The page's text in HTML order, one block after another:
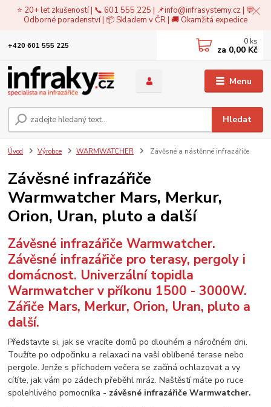
⭐ 20+ let zkušeností | 📞 601 555 225 | 📌info@infrasystemy.cz| 💬
Odborné poradenství | 📦 Skladem v ČR | 🚚 Okamžitá expedice
Menu
Hledat
+420 601 555 225 0 ks
za 0,00 Kč
Úvod Výrobce WARMWATCHER Závěsné a nástěnné infrazářiče
Závěsné infrazářiče
Warmwatcher Mars, Merkur,
Orion, Uran, pluto a další
Závěsné infrazářiče Warmwatcher.
Závěsné infrazářiče pro terasy, pergoly i
domácnost. Univerzální topidla
Warmwatcher v příkonu 1500 - 3000W.
Zářiče Mars, Merkur, Orion, Uran, pluto a
další.
Představte si, jak se vracíte domů po dlouhém a náročném dni.
Toužíte po odpočinku a relaxaci na vaší oblíbené terase nebo
pergole. Jenže s příchodem večera se začíná ochlazovat a vy
cítíte, jak vám po zádech přeběhl mráz. Naštěstí máte po ruce
spolehlivého pomocníka - závěsné infrazářiče Warmwatcher.